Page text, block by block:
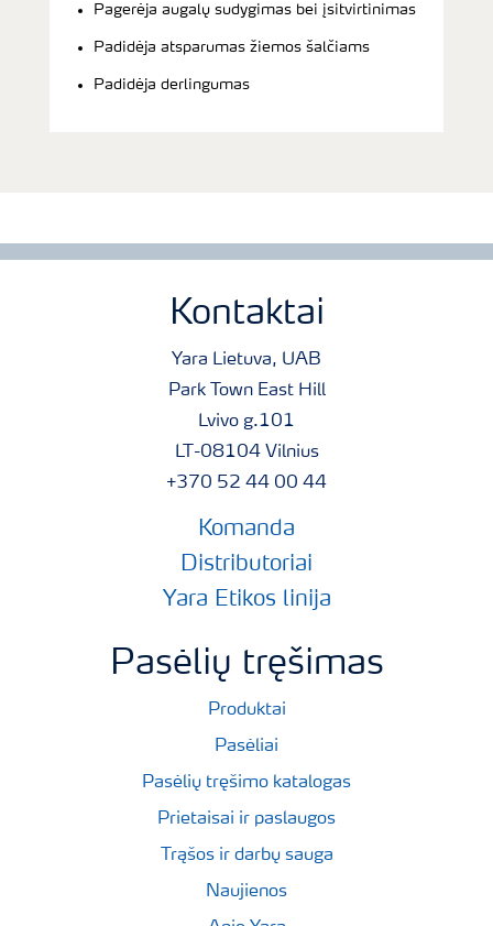
Pagerėja augalų sudygimas bei įsitvirtinimas
Padidėja atsparumas žiemos šalčiams
Padidėja derlingumas
Kontaktai
Yara Lietuva, UAB
Park Town East Hill
Lvivo g.101
LT-08104 Vilnius
+370 52 44 00 44
Komanda
Distributoriai
Yara Etikos linija
Pasėlių tręšimas
Produktai
Pasėliai
Pasėlių tręšimo katalogas
Prietaisai ir paslaugos
Trąšos ir darbų sauga
Naujienos